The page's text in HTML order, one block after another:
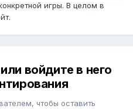
игры. В целом в
войдите в него
чтобы оставить